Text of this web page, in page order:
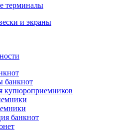
терминалы
и экраны
банкнот
купюроприемников
банкнот